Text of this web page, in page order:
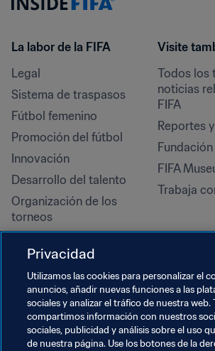
La labor de la FIFA
Legal
Sistema de traspasos
Fútbol femenino
Promoción del fútbol
Innovación
Desarrollo del talento
Organización de los
torneos
Derechos humanos y lucha
contra la discriminación
Salud y atención médica
Iniciativas educativas
Visite
Todos los
noticias
FIFA
Reportes
Fundación
FIFA
Trabaja
Privacidad
Utilizamos las cookies para personalizar el
anuncios, añadir nuevas funciones a las
sociales y analizar el tráfico de nuestra web.
compartimos información con nuestros
sociales, publicidad y análisis sobre el uso
de nuestra página. Use los botones de la